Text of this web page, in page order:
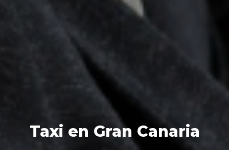
Taxi en Gran Canaria
Taxi en Gran Canaria